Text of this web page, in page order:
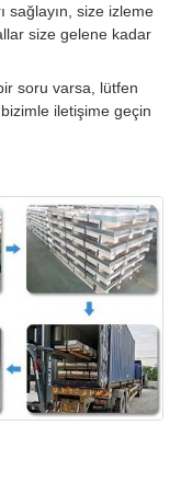
sağlayın, size izleme
size gelene kadar
soru varsa, lütfen
iletişime geçin